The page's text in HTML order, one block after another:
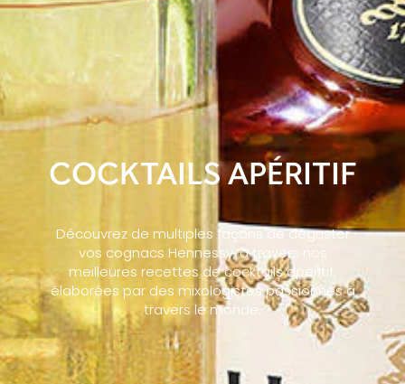
COCKTAILS APÉRITIF
Découvrez de multiples façons de déguster
vos cognacs Hennessy, à travers nos
meilleures recettes de cocktails apéritif,
élaborées par des mixologistes passionnés à
travers le monde.